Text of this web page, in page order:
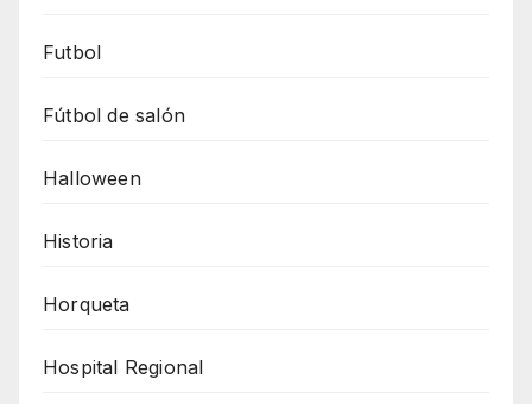
Futbol
Fútbol de salón
Halloween
Historia
Horqueta
Hospital Regional